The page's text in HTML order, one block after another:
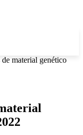
material genético